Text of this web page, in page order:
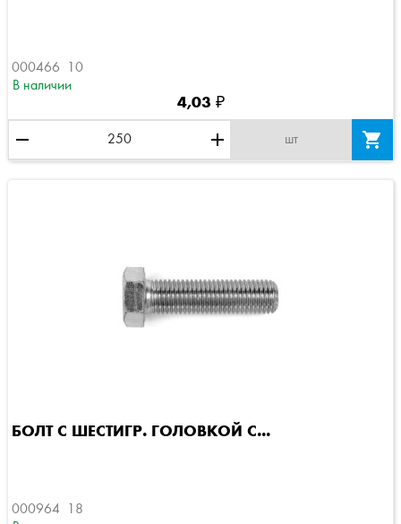
000466  10
В наличии
4,03 ₽
remove add шт 
БОЛТ С ШЕСТИГР. ГОЛОВКОЙ C...
000964  18